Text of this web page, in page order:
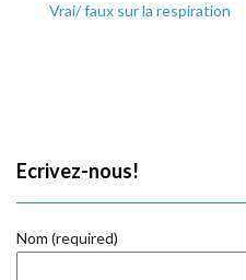
Vrai/ faux sur la respiration
Ecrivez-nous!
Nom (required)